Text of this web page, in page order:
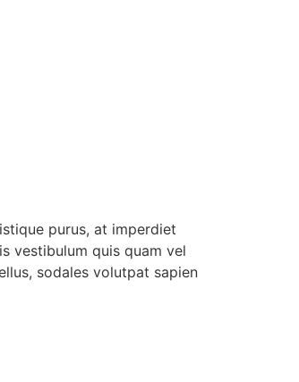
purus, at imperdiet
vestibulum quis quam vel
sodales volutpat sapien